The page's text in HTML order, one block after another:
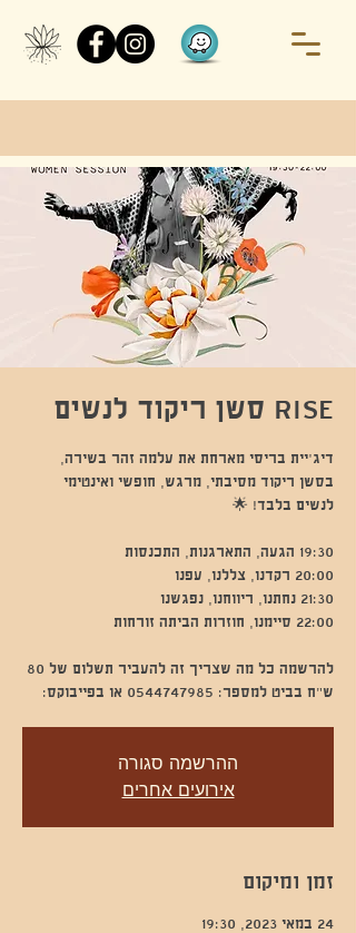
RISE סשן ריקוד לנשים
דיג׳יית בריסי מארחת את עלמה זהר בשירה,
בסשן ריקוד מסיבתי, מרגש, חופשי ואינטימי
להרשמה כל מה שצריך זה להעביר תשלום של 80
ש״ח בביט למספר: 0544747985 או בפייבוקס:
ההרשמה סגורה
אירועים אחרים
זמן ומיקום
24 במאי 2023, 19:30